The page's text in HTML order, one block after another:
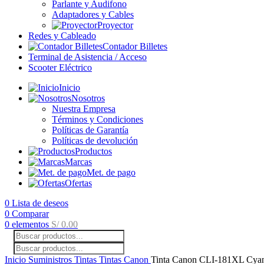
Parlante y Audifono
Adaptadores y Cables
Proyector
Redes y Cableado
Contador Billetes
Terminal de Asistencia / Acceso
Scooter Eléctrico
Inicio
Nosotros
Nuestra Empresa
Términos y Condiciones
Políticas de Garantía
Políticas de devolución
Productos
Marcas
Met. de pago
Ofertas
0 Lista de deseos
0 Comparar
0 elementos S/0.00
Inicio Suministros Tintas Tintas Canon Tinta Canon CLI-181XL